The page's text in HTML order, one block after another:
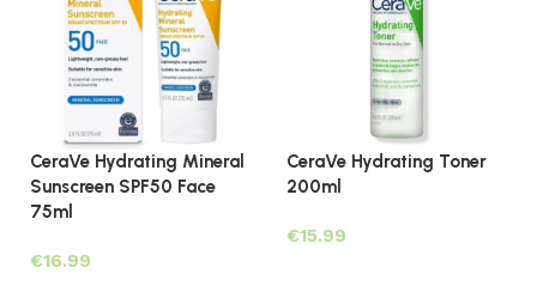
CeraVe Hydrating Mineral
Sunscreen SPF50 Face
75ml
€
CeraVe Hydrating Toner
200ml
€